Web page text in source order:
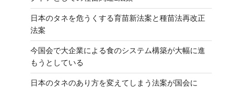
日本のタネを危うくする育苗新法案と種苗法再改正
法案
今国会で大企業による食のシステム構築が大幅に進
もうとしている
日本のタネのあり方を変えてしまう法案が国会に